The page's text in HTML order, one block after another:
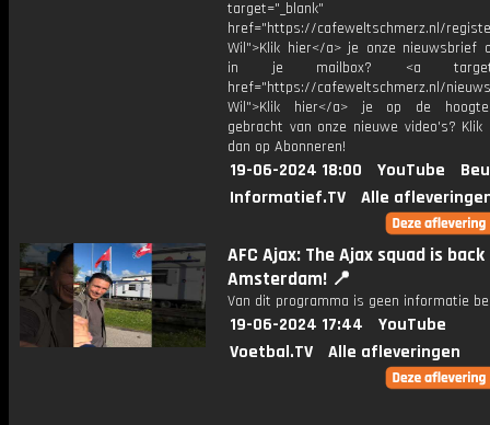
target="_blank"
href="https://cafeweltschmerz.nl/
Wil">Klik hier</a> je onze nieuwsbrief
in je mailbox? <a
href="https://cafeweltschmerz.nl/
Wil">Klik hier</a> je op de
gebracht van onze nieuwe video's? Klik
dan op Abonneren!
19-06-2024 18:00 YouTube
Informatief.TV
Alle
AFC Ajax: The Ajax squad is back
Amsterdam! 📍
Van dit programma is geen informatie
19-06-2024 17:44
YouTube
Voetbal.TV
Alle afleveringen